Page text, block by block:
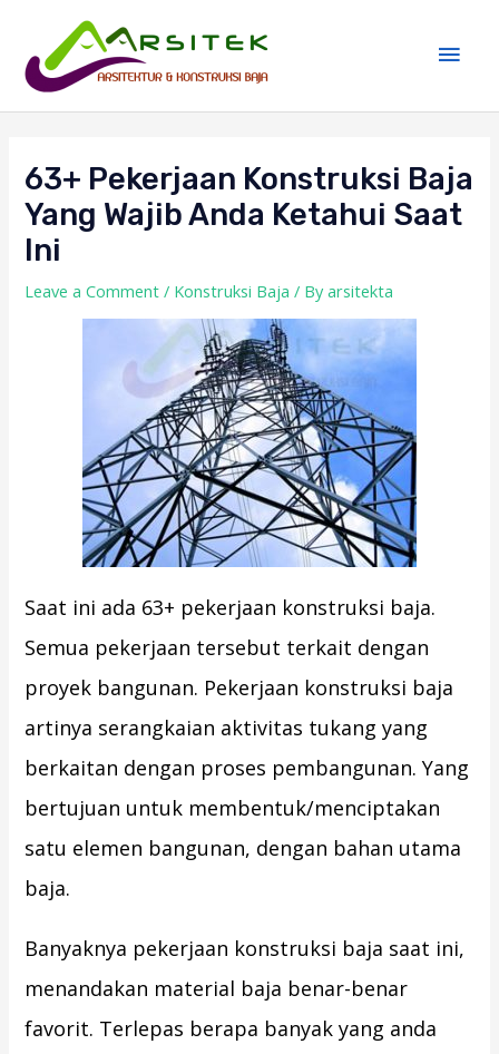
content
63+ Pekerjaan Konstruksi Baja
Yang Wajib Anda Ketahui Saat
Ini
Leave a Comment / Konstruksi Baja / Byarsitekta
Saat ini ada 63+ pekerjaan konstruksi baja.
Semua pekerjaan tersebut terkait dengan
proyek bangunan. Pekerjaan konstruksi baja
artinya serangkaian aktivitas tukang yang
berkaitan dengan proses pembangunan. Yang
bertujuan untuk membentuk/menciptakan
satu elemen bangunan, dengan bahan utama
baja.
Banyaknya pekerjaan konstruksi baja saat ini,
menandakan material baja benar-benar
favorit. Terlepas berapa banyak yang anda